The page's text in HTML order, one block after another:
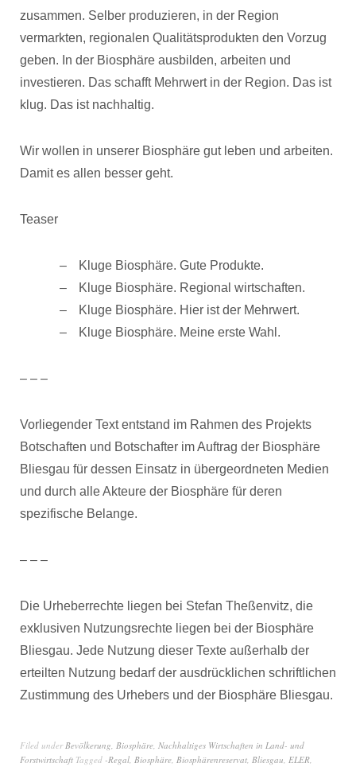
zusammen. Selber produzieren, in der Region
vermarkten, regionalen Qualitätsprodukten den Vorzug
geben. In der Biosphäre ausbilden, arbeiten und
investieren. Das schafft Mehrwert in der Region. Das ist
klug. Das ist nachhaltig.
Wir wollen in unserer Biosphäre gut leben und arbeiten.
Damit es allen besser geht.
Teaser
Kluge Biosphäre. Gute Produkte.
Kluge Biosphäre. Regional wirtschaften.
Kluge Biosphäre. Hier ist der Mehrwert.
Kluge Biosphäre. Meine erste Wahl.
– – –
Vorliegender Text entstand im Rahmen des Projekts
Botschaften und Botschafter im Auftrag der Biosphäre
Bliesgau für dessen Einsatz in übergeordneten Medien
und durch alle Akteure der Biosphäre für deren
spezifische Belange.
– – –
Die Urheberrechte liegen bei Stefan Theßenvitz, die
exklusiven Nutzungsrechte liegen bei der Biosphäre
Bliesgau. Jede Nutzung dieser Texte außerhalb der
erteilten Nutzung bedarf der ausdrücklichen schriftlichen
Zustimmung des Urhebers und der Biosphäre Bliesgau.
Filed underBevölkerung, Biosphäre, Nachhaltiges Wirtschaften in Land- und
Forstwirtschaft Tagged -Regal, Biosphäre, Biosphärenreservat, Bliesgau, ELER,